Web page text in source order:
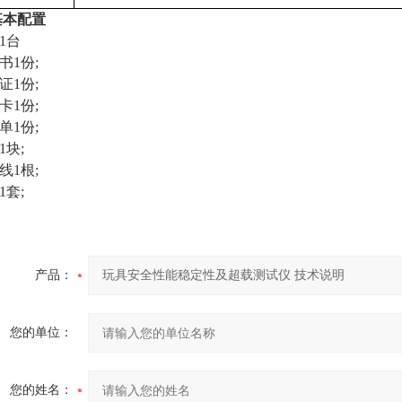
配置
台
1份;
1份;
1份;
1份;
块;
1根;
套;
产品：
您的单位：
您的姓名：